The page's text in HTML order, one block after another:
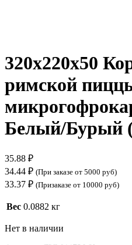
320х220х50
римской
Белый/Бурый
35.88 ₽
34.44 ₽ (При заказе от 5000 руб)
33.37 ₽ (Призаказе от 10000 руб)
Вес 0.0882 кг
Нет в наличии